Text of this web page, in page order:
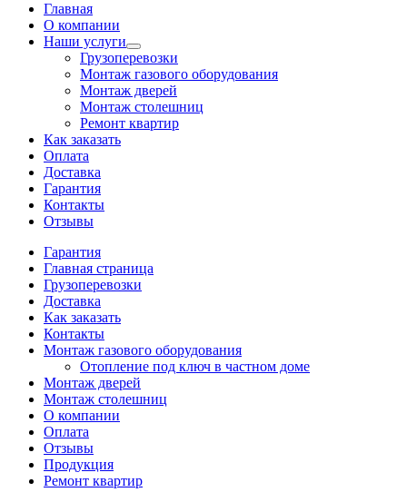
Главная
О компании
Наши услуги
Грузоперевозки
Монтаж газового оборудования
Монтаж дверей
Монтаж столешниц
Ремонт квартир
Как заказать
Оплата
Доставка
Гарантия
Контакты
Отзывы
Гарантия
Главная страница
Грузоперевозки
Доставка
Как заказать
Контакты
Монтаж газового оборудования
Отопление под ключ в частном доме
Монтаж дверей
Монтаж столешниц
О компании
Оплата
Отзывы
Продукция
Ремонт квартир